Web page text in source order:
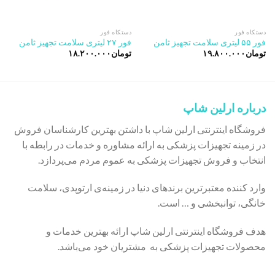
دستکاه فور
فور ۵۵ لیتری سلامت تجهیز ثامن
تومان ۱۹.۸۰۰.۰۰۰
دستکاه فور
فور ۲۷ لیتری سلامت تجهیز ثامن
تومان ۱۸.۲۰۰.۰۰۰
درباره ارلین شاپ
فروشگاه اینترنتی ارلین شاپ با داشتن بهترین کارشناسان فروش
در زمینه تجهیزات پزشکی به ارائه مشاوره و خدمات در رابطه با
انتخاب و فروش تجهیزات پزشکی به عموم مردم می‌پردازد.
وارد کننده معتبرترین برندهای دنیا در زمینه‌ی ارتوپدی، سلامت
خانگی، توانبخشی و … است.
هدف فروشگاه اینترنتی ارلین شاپ ارائه بهترین خدمات و
محصولات تجهیزات پزشکی به مشتریان خود می‌باشد.